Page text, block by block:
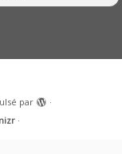
par
·
·